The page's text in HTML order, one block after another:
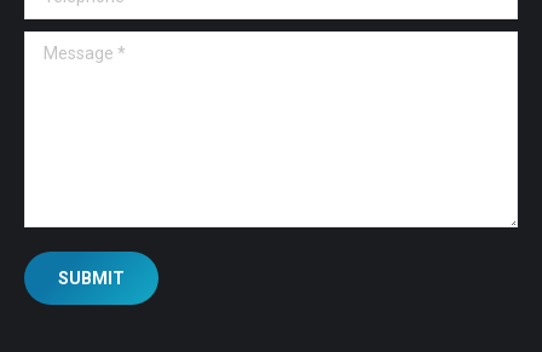
Message *
SUBMIT